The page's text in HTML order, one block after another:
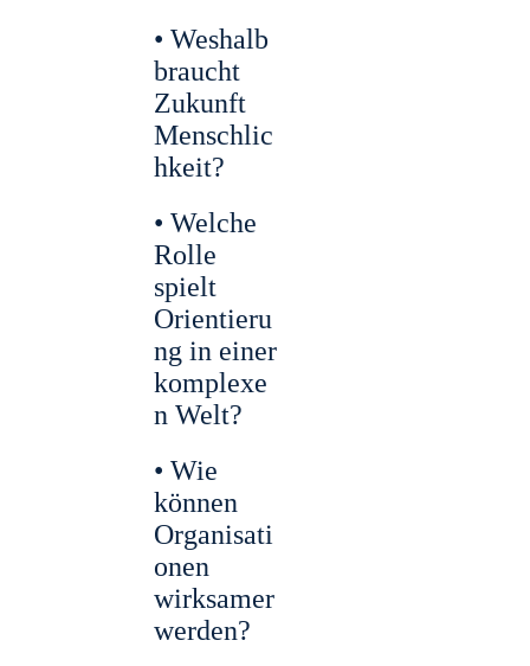
• Weshalb
braucht
Zukunft
Menschlic
hkeit?
• Welche
Rolle
spielt
Orientieru
ng in einer
komplexe
n Welt?
• Wie
können
Organisati
onen
wirksamer
werden?